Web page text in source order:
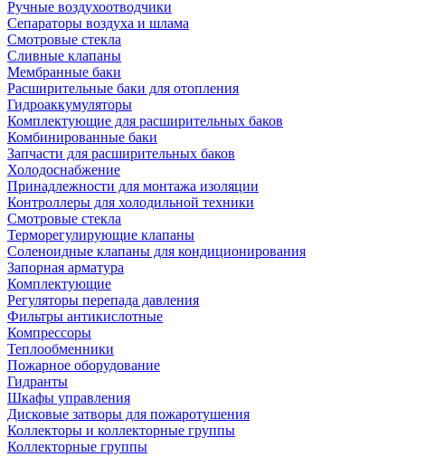
Ручные воздухоотводчики
Сепараторы воздуха и шлама
Смотровые стекла
Сливные клапаны
Мембранные баки
Расширительные баки для отопления
Гидроаккумуляторы
Комплектующие для расширительных баков
Комбинированные баки
Запчасти для расширительных баков
Холодоснабжение
Принадлежности для монтажа изоляции
Контроллеры для холодильной техники
Смотровые стекла
Терморегулирующие клапаны
Соленоидные клапаны для кондиционирования
Запорная арматура
Комплектующие
Регуляторы перепада давления
Фильтры антикислотные
Компрессоры
Теплообменники
Пожарное оборудование
Гидранты
Шкафы управления
Дисковые затворы для пожаротушения
Коллекторы и коллекторные группы
Коллекторные группы